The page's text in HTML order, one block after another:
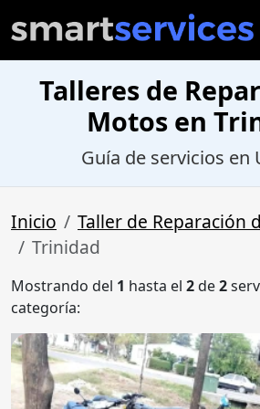
Talleres de
Motos en
Guía de servicios en
Inicio
Taller de Reparación
Trinidad
Mostrando del 1 hasta el 2de2
categoría: